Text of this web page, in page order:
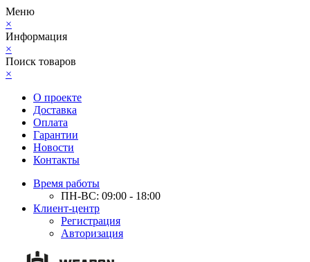
Меню
×
Информация
×
Поиск товаров
×
О проекте
Доставка
Оплата
Гарантии
Новости
Контакты
Время работы
ПН-ВС: 09:00 - 18:00
Клиент-центр
Регистрация
Авторизация